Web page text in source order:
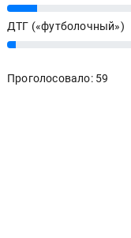
10%
ДТГ («футболочный»)
3%
Проголосовало: 59